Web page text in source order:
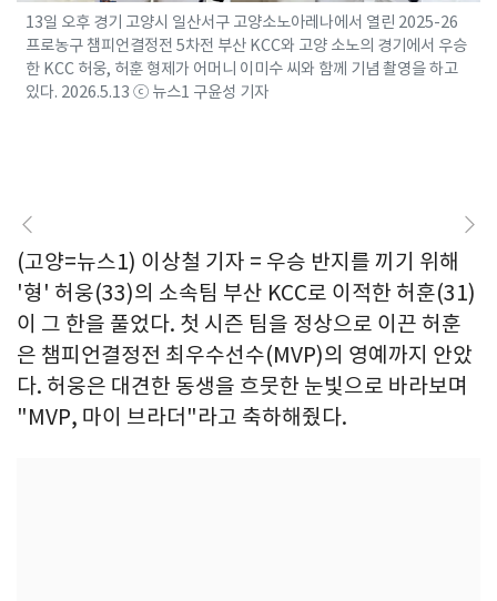
13일 오후 경기 고양시 일산서구 고양소노아레나에서 열린 2025-26
프로농구 챔피언결정전 5차전 부산 KCC와 고양 소노의 경기에서 우승
한 KCC 허웅, 허훈 형제가 어머니 이미수 씨와 함께 기념 촬영을 하고
있다. 2026.5.13 ⓒ 뉴스1 구윤성 기자
(고양=뉴스1) 이상철 기자 = 우승 반지를 끼기 위해
'형' 허웅(33)의 소속팀 부산 KCC로 이적한 허훈(31)
이 그 한을 풀었다. 첫 시즌 팀을 정상으로 이끈 허훈
은 챔피언결정전 최우수선수(MVP)의 영예까지 안았
다. 허웅은 대견한 동생을 흐뭇한 눈빛으로 바라보며
"MVP, 마이 브라더"라고 축하해줬다.